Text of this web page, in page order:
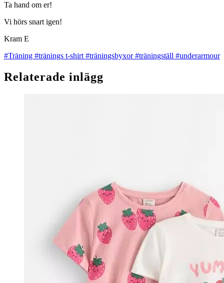
Ta hand om er!
Vi hörs snart igen!
Kram E
#Träning #tränings t-shirt#träningsbyxor#träningställ #underarmour
Relaterade inlägg